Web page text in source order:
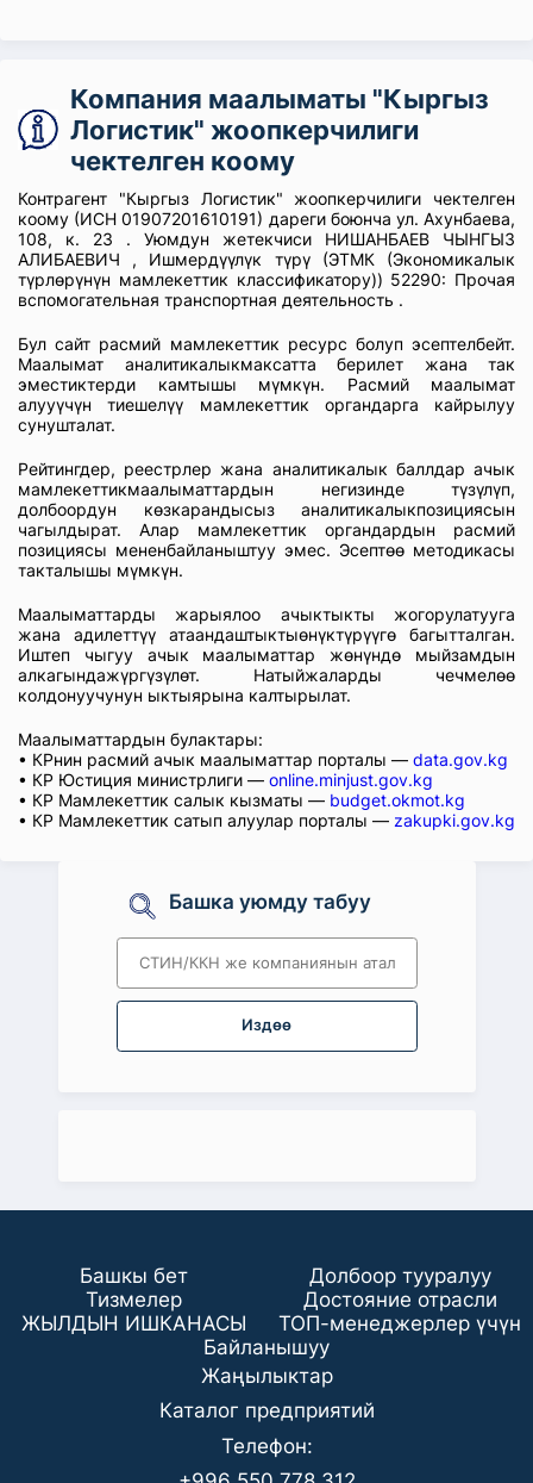
Компания маалыматы "Кыргыз
Логистик" жоопкерчилиги
чектелген коому
Контрагент "Кыргыз Логистик" жоопкерчилиги чектелген
коому (ИСН 01907201610191) дареги боюнча ул. Ахунбаева,
108, к. 23 . Уюмдун жетекчиси НИШАНБАЕВ ЧЫНГЫЗ
АЛИБАЕВИЧ , Ишмердүүлүк түрү (ЭТМК (Экономикалык
түрлөрүнүн мамлекеттик классификатору)) 52290: Прочая
вспомогательная транспортная деятельность .
Бул сайт расмий мамлекеттик ресурс болуп эсептелбейт.
Маалымат аналитикалыкмаксатта берилет жана так
эместиктерди камтышы мүмкүн. Расмий маалымат
алууүчүн тиешелүү мамлекеттик органдарга кайрылуу
сунушталат.
Рейтингдер, реестрлер жана аналитикалык баллдар ачык
мамлекеттикмаалыматтардын негизинде түзүлүп,
долбоордун көзкарандысыз аналитикалыкпозициясын
чагылдырат. Алар мамлекеттик органдардын расмий
позициясы мененбайланыштуу эмес. Эсептөө методикасы
такталышы мүмкүн.
Маалыматтарды жарыялоо ачыктыкты жогорулатууга
жана адилеттүү атаандаштыктыөнүктүрүүгө багытталган.
Иштеп чыгуу ачык маалыматтар жөнүндө мыйзамдын
алкагындажүргүзүлөт. Натыйжаларды чечмелөө
колдонуучунун ыктыярына калтырылат.
Маалыматтардын булактары:
• КРнин расмий ачык маалыматтар порталы — data.gov.kg
• КР Юстиция министрлиги — online.minjust.gov.kg
• КР Мамлекеттик салык кызматы — budget.okmot.kg
• КР Мамлекеттик сатып алуулар порталы — zakupki.gov.kg
Башка уюмду табуу
Издөө
Башкы бет
Долбоор тууралуу
Тизмелер
Достояние отрасли
ЖЫЛДЫН ИШКАНАСЫ
ТОП-менеджерлер үчүн
Байланышуу
Жаңылыктар
Каталог предприятий
Телефон: